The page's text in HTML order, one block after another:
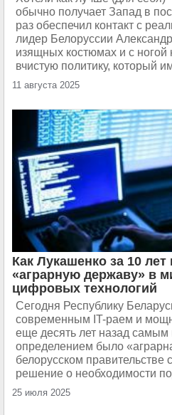
обычно получает Запад в
раз обеспечил контакт с
лидер Белоруссии
изящных костюмах и с ногой
вчистую политику, который
11 августа 2025
Как Лукашенко за 10 лет
«аграрную державу» в
цифровых технологий
Сегодня Республику
современным IT-раем и
еще десять лет назад самым
определением было
белорусском
решение о необходимости
25 июля 2025